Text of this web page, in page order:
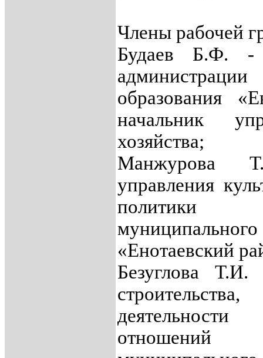
Члены рабочей
Будаев Б.Ф. -
образования
начальник
хозяйства;
Манжурова
управления
политики
«Енотаевский
Безуглова Т.И.
отношений